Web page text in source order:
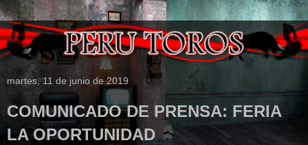
martes, 11 de junio de 2019
COMUNICADO DE PRENSA: FERIA
LA OPORTUNIDAD